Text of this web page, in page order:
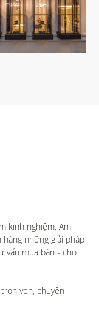
kinh nghiệm, Ami
những giải pháp
vấn mua bán - cho
vẹn, chuyên